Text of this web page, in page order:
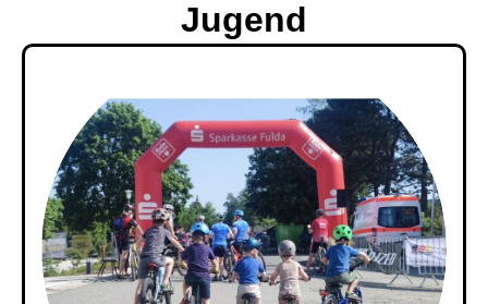
Jugend